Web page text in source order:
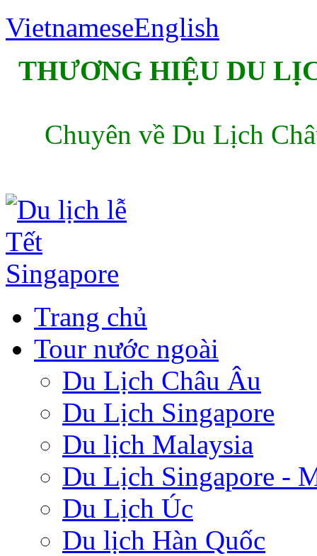
VietnameseEnglish
THƯƠNG HIỆU DU
Chuyên về Du Lịch
Trang chủ
Tour nước ngoài
Du Lịch Châu Âu
Du Lịch Singapore
Du lịch Malaysia
Du Lịch Singapore -
Du Lịch Úc
Du lịch Hàn Quốc